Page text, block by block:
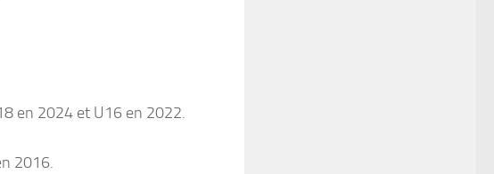
en 2024 et U16 en 2022.
2016.